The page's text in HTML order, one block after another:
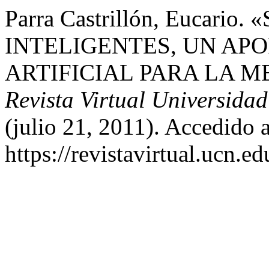
Parra Castrillón, Eucario.
INTELIGENTES, UN
ARTIFICIAL PARA LA
Revista Virtual
(julio 21, 2011). Accedido
https://